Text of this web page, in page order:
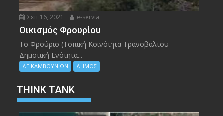
Σεπ 16, 2021 e-servia
Οικισμός Φρουρίου
Το Φρούριο (Τοπική Κοινότητα Τρανοβάλτου –
Δημοτική Ενότητα...
ΔΕ ΚΑΜΒΟΥΝΙΩΝ ΔΗΜΟΣ
THINK TANK